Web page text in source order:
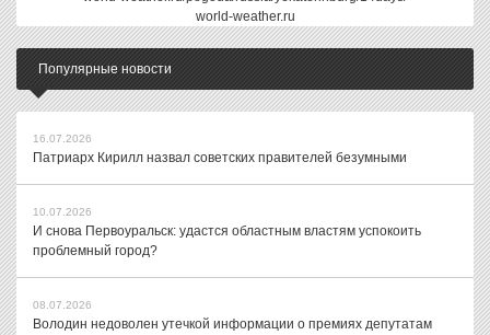
world-weather.ru
Популярные новости
16.07.2026
Патриарх Кирилл назвал советских правителей безумными
10.07.2026
И снова Первоуральск: удастся областным властям успокоить
проблемный город?
08.07.2026
Володин недоволен утечкой информации о премиях депутатам